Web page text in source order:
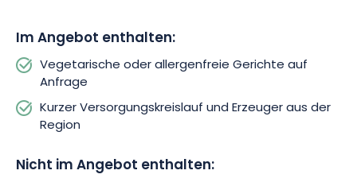
Im Angebot enthalten:
Vegetarische oder allergenfreie Gerichte auf
Anfrage
Kurzer Versorgungskreislauf und Erzeuger aus der
Region
Nicht im Angebot enthalten: